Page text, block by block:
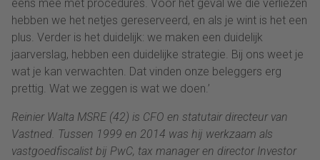
eens mee met procedures. Voor het geval we die verliezen
hebben we het netjes gereserveerd, en als je wint is het een
plus. Verder is het duidelijk: we maken een duidelijk
jaarverslag, hebben een duidelijke strategie. Bij ons weet je
wat je kan verwachten. Dat vinden onze beleggers erg
prettig. Wat we zeggen is wat we doen.’
Reinier Walta MSRE (42) is CFO en statutair directeur van
Vastned. Tussen 1999 en 2014 was hij werkzaam als
vastgoedfiscalist bij PwC, tax manager en director Investor